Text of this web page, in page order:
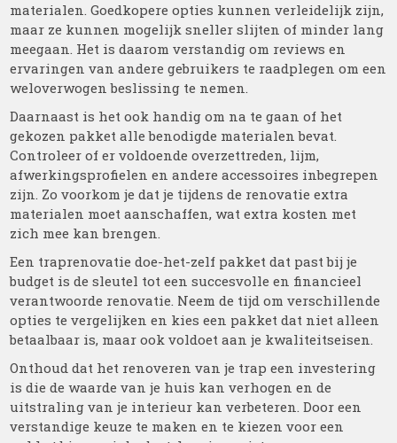
materialen. Goedkopere opties kunnen verleidelijk zijn,
maar ze kunnen mogelijk sneller slijten of minder lang
meegaan. Het is daarom verstandig om reviews en
ervaringen van andere gebruikers te raadplegen om een
weloverwogen beslissing te nemen.
Daarnaast is het ook handig om na te gaan of het
gekozen pakket alle benodigde materialen bevat.
Controleer of er voldoende overzettreden, lijm,
afwerkingsprofielen en andere accessoires inbegrepen
zijn. Zo voorkom je dat je tijdens de renovatie extra
materialen moet aanschaffen, wat extra kosten met
zich mee kan brengen.
Een traprenovatie doe-het-zelf pakket dat past bij je
budget is de sleutel tot een succesvolle en financieel
verantwoorde renovatie. Neem de tijd om verschillende
opties te vergelijken en kies een pakket dat niet alleen
betaalbaar is, maar ook voldoet aan je kwaliteitseisen.
Onthoud dat het renoveren van je trap een investering
is die de waarde van je huis kan verhogen en de
uitstraling van je interieur kan verbeteren. Door een
verstandige keuze te maken en te kiezen voor een